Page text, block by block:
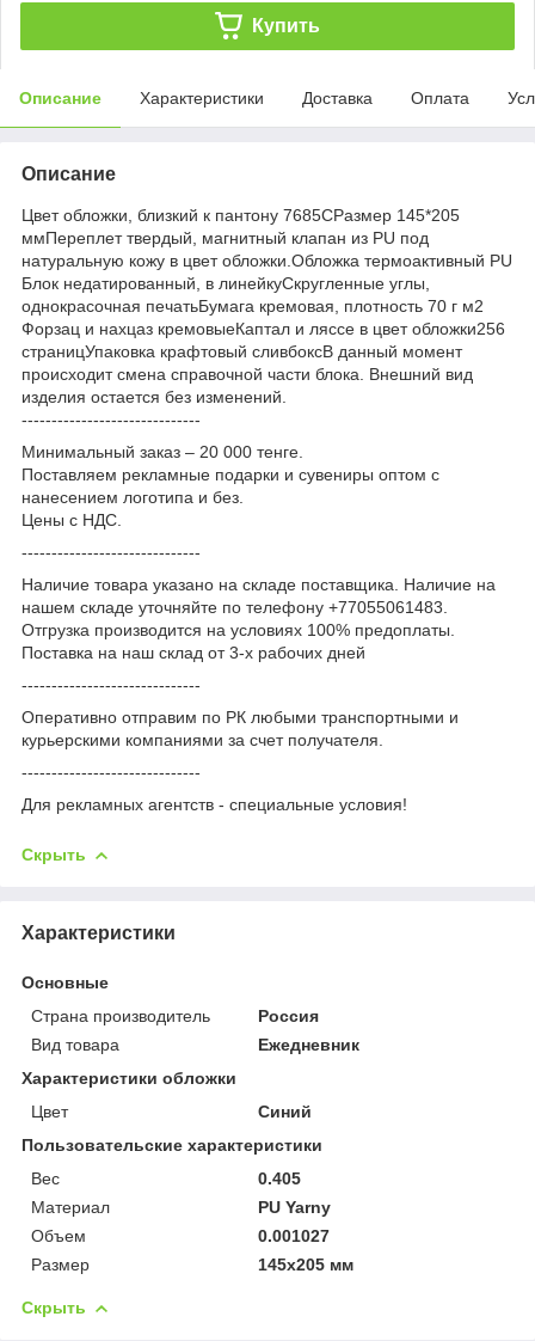
Купить
Описание Характеристики Доставка Оплата
Описание
Цвет обложки, близкий к пантону 7685СРазмер 145*205
ммПереплет твердый, магнитный клапан из PU под
натуральную кожу в цвет обложки.Обложка термоактивный PU
Блок недатированный, в линейкуСкругленные углы,
однокрасочная печатьБумага кремовая, плотность 70 г м2
Форзац и нахцаз кремовыеКаптал и ляссе в цвет обложки256
страницУпаковка крафтовый сливбоксВ данный момент
происходит смена справочной части блока. Внешний вид
изделия остается без изменений.
------------------------------
Минимальный заказ – 20 000 тенге.
Поставляем рекламные подарки и сувениры оптом с
нанесением логотипа и без.
Цены с НДС.
------------------------------
Наличие товара указано на складе поставщика. Наличие на
нашем складе уточняйте по телефону +77055061483.
Отгрузка производится на условиях 100% предоплаты.
Поставка на наш склад от 3-x рабочих дней
------------------------------
Оперативно отправим по РК любыми транспортными и
курьерскими компаниями за счет получателя.
------------------------------
Для рекламных агентств - специальные условия!
Скрыть
Характеристики
Основные
Страна производитель
Россия
Вид товара
Ежедневник
Характеристики обложки
Цвет
Синий
Пользовательские характеристики
Вес
0.405
Материал
PU Yarny
Объем
0.001027
Размер
145x205 мм
Скрыть